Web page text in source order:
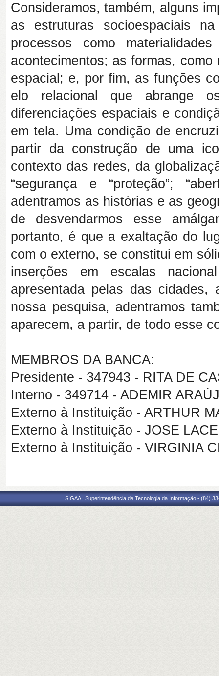
Consideramos, também, alguns
as estruturas socioespaciais
processos como
acontecimentos; as formas,
espacial; e, por fim, as funções
elo relacional que abrange
diferenciações espaciais e
em tela. Uma condição de
partir da construção de uma
contexto das redes, da
“segurança e “proteção”;
adentramos as histórias e as
de desvendarmos esse
portanto, é que a exaltação do
com o externo, se constitui em
inserções em escalas
apresentada pelas das
nossa pesquisa, adentramos
aparecem, a partir, de todo esse
MEMBROS DA BANCA:
Presidente - 347943 - RITA DE
Interno - 349714 - ADEMIR
Externo à Instituição - ARTHUR
Externo à Instituição - JOSE
Externo à Instituição - VIRGINIA
SIGAA | Superintendência de Tecnologia da Informação - (84)